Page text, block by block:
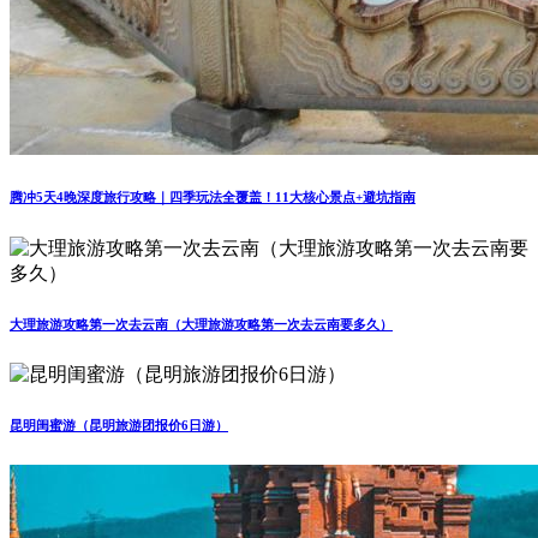
腾冲5天4晚深度旅行攻略｜四季玩法全覆盖！11大核心景点+避坑指南
大理旅游攻略第一次去云南（大理旅游攻略第一次去云南要多久）
昆明闺蜜游（昆明旅游团报价6日游）